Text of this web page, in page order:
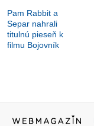
Pam Rabbit a
Separ nahrali
titulnú pieseň k
filmu Bojovník